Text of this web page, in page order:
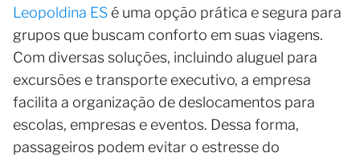
Leopoldina ES é uma opção prática e segura para
grupos que buscam conforto em suas viagens.
Com diversas soluções, incluindo aluguel para
excursões e transporte executivo, a empresa
facilita a organização de deslocamentos para
escolas, empresas e eventos. Dessa forma,
passageiros podem evitar o estresse do